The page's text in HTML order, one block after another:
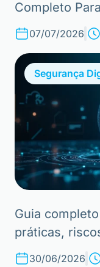
Completo
07/07/2026
Segurança
Guia
práticas,
30/06/2026